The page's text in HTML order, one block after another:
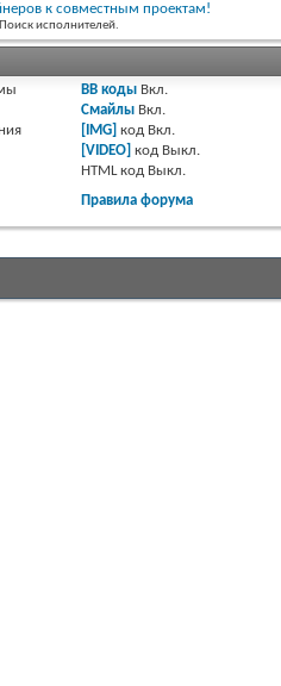
к совместным проектам!
исполнителей.
BB коды Вкл.
Смайлы Вкл.
[IMG] код Вкл.
[VIDEO] код Выкл.
HTML код Выкл.
Правила форума